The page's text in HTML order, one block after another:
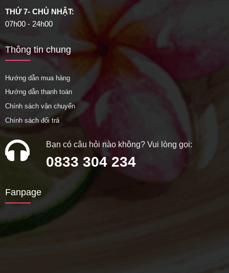
THỨ 7- CHỦ NHẬT:
07h00 - 24h00
Thông tin chung
Hướng dẫn mua hàng
Hướng dẫn thanh toán
Chính sách vận chuyển
Chính sách đổi trả
Bạn có câu hỏi nào không? Vui lòng gọi:
0833 304 234
Fanpage